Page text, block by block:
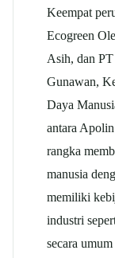
Keempat
Ecogreen
Asih, dan
Gunawan,
Daya
antara
rangka
manusia
memiliki
industri
secara